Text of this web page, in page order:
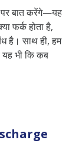
of
प्रेग्नेंसी का
White
बात करेंगे—यह
फर्क होता है,
है। साथ ही, हम
भी कि कब